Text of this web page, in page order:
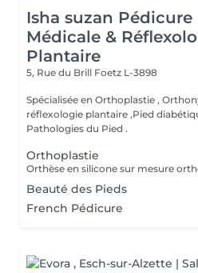
Isha suzan Pédicure
Médicale &
Plantaire
5, Rue du Brill Foetz L-3898
Spécialisée en Orthoplastie ,
réflexologie plantaire ,Pied
Pathologies du Pied .
Orthoplastie
Beauté des Pieds
French Pédicure